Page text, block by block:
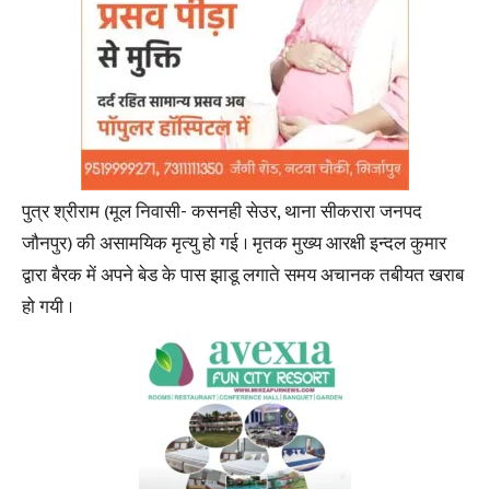
पुत्र श्रीराम (मूल निवासी- कसनही सेउर, थाना सीकरारा जनपद
जौनपुर) की असामयिक मृत्यु हो गई । मृतक मुख्य आरक्षी इन्दल कुमार
द्वारा बैरक में अपने बेड के पास झाडू लगाते समय अचानक तबीयत खराब
हो गयी ।